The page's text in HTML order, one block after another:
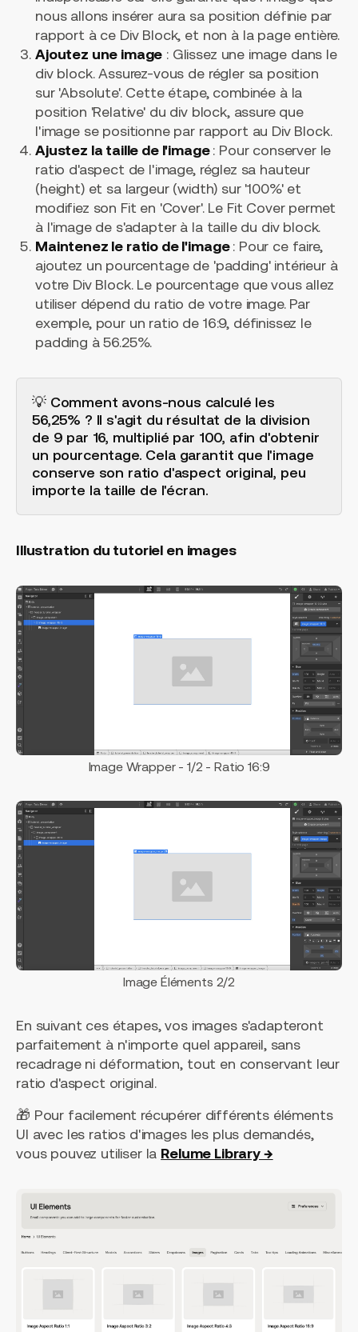
nous allons insérer aura sa position définie par
rapport à ce Div Block, et non à la page entière.
Ajoutez une image : Glissez une image dans le
div block. Assurez-vous de régler sa position
sur 'Absolute'. Cette étape, combinée à la
position 'Relative' du div block, assure que
l'image se positionne par rapport au Div Block.
Ajustez la taille de l'image: Pour conserver le
ratio d'aspect de l'image, réglez sa hauteur
(height) et sa largeur (width) sur '100%' et
modifiez son Fit en 'Cover'. Le Fit Cover permet
à l'image de s'adapter à la taille du div block.
Maintenez le ratio de l'image: Pour ce faire,
ajoutez un pourcentage de 'padding' intérieur à
votre Div Block. Le pourcentage que vous allez
utiliser dépend du ratio de votre image. Par
exemple, pour un ratio de 16:9, définissez le
padding à 56.25%.
💡 Comment avons-nous calculé les
56,25% ? Il s'agit du résultat de la division
de 9 par 16, multiplié par 100, afin d'obtenir
un pourcentage. Cela garantit que l'image
conserve son ratio d'aspect original, peu
importe la taille de l'écran.
Illustration du tutoriel en images
Image Wrapper - 1/2 - Ratio 16:9
Image Éléments 2/2
En suivant ces étapes, vos images s'adapteront
parfaitement à n'importe quel appareil, sans
recadrage ni déformation, tout en conservant leur
ratio d'aspect original.
🎁 Pour facilement récupérer différents éléments
UI avec les ratios d'images les plus demandés,
vous pouvez utiliser la Relume Library →